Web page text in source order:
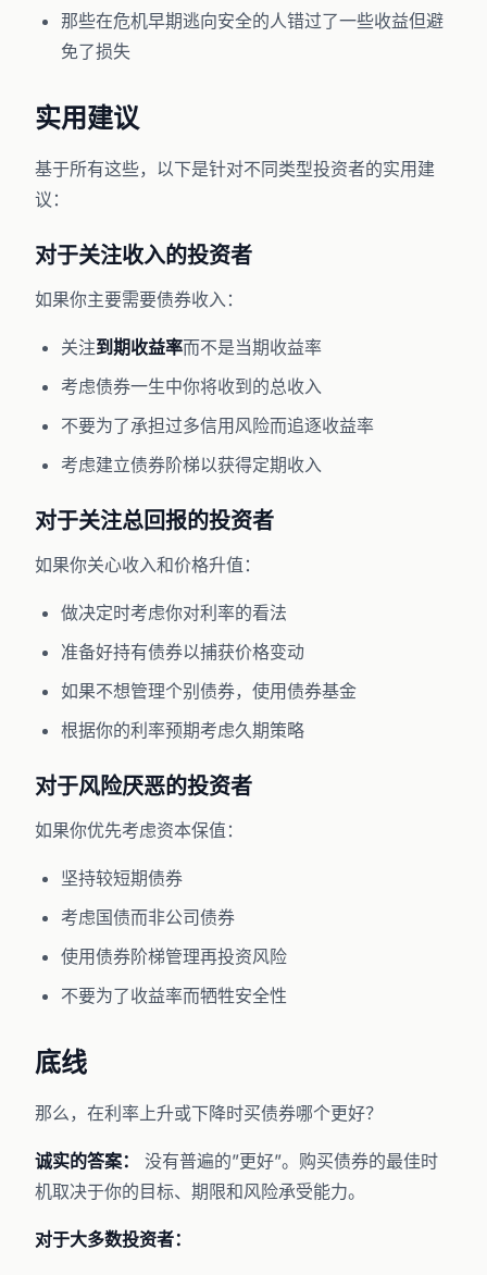
那些在危机早期逃向安全的人错过了一些收益但避
免了损失
实用建议
基于所有这些，以下是针对不同类型投资者的实用建
议：
对于关注收入的投资者
如果你主要需要债券收入：
关注到期收益率而不是当期收益率
考虑债券一生中你将收到的总收入
不要为了承担过多信用风险而追逐收益率
考虑建立债券阶梯以获得定期收入
对于关注总回报的投资者
如果你关心收入和价格升值：
做决定时考虑你对利率的看法
准备好持有债券以捕获价格变动
如果不想管理个别债券，使用债券基金
根据你的利率预期考虑久期策略
对于风险厌恶的投资者
如果你优先考虑资本保值：
坚持较短期债券
考虑国债而非公司债券
使用债券阶梯管理再投资风险
不要为了收益率而牺牲安全性
底线
那么，在利率上升或下降时买债券哪个更好？
诚实的答案：
没有普遍的”更好”。购买债券的最佳时
机取决于你的目标、期限和风险承受能力。
对于大多数投资者：